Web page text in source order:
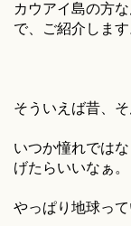
カウアイ島の方
で、ご紹介します
そういえば昔、
いつか憧れでは
げたらいいなぁ。
やっぱり地球って